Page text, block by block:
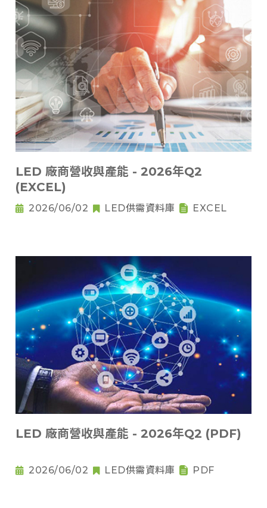
LED 廠商營收與產能 - 2026年Q2
(EXCEL)
2026/06/02 LED供需資料庫 EXCEL
LED 廠商營收與產能 - 2026年Q2 (PDF)
2026/06/02 LED供需資料庫 PDF